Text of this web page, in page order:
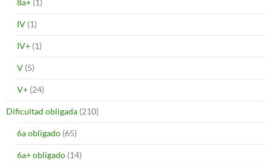
8a+ (1)
IV (1)
IV+ (1)
V (5)
V+ (24)
Dificultad obligada (210)
6a obligado (65)
6a+ obligado (14)